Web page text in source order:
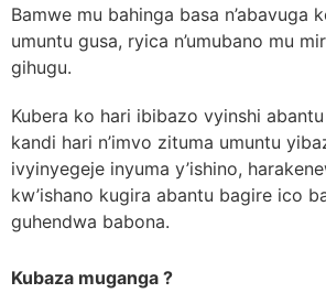
Bamwe mu bahinga basa n’abavuga
umuntu gusa, ryica n’umubano mu
gihugu.
Kubera ko hari ibibazo vyinshi
kandi hari n’imvo zituma umuntu
ivyinyegeje inyuma y’ishino,
kw’ishano kugira abantu bagire ico
guhendwa babona.
Kubaza muganga ?